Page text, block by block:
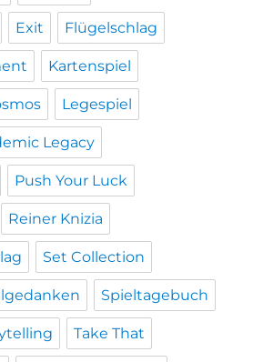
Exit Flügelschlag
Kartenspiel
Legespiel
Legacy
Push Your Luck
Reiner Knizia
Set Collection
Spieltagebuch
Take That